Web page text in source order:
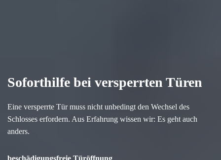
Soforthilfe bei versperrten Türen
Eine versperrte Tür muss nicht unbedingt den Wechsel des
Schlosses erfordern. Aus Erfahrung wissen wir: Es geht auch
anders.
beschädigungsfreie Türöffnung